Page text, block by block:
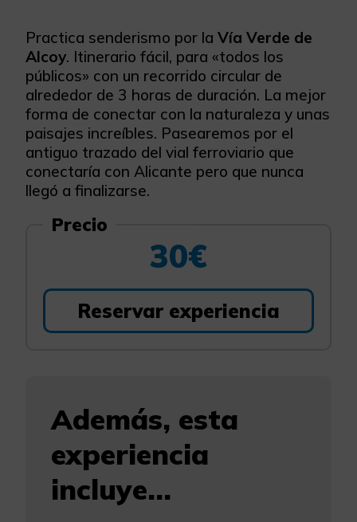
Practica senderismo por la Vía Verde de
Alcoy. Itinerario fácil, para «todos los
públicos» con un recorrido circular de
alrededor de 3 horas de duración. La mejor
forma de conectar con la naturaleza y unas
paisajes increíbles. Pasearemos por el
antiguo trazado del vial ferroviario que
conectaría con Alicante pero que nunca
llegó a finalizarse.
Precio
30€
Reservar experiencia
Además, esta
experiencia
incluye...